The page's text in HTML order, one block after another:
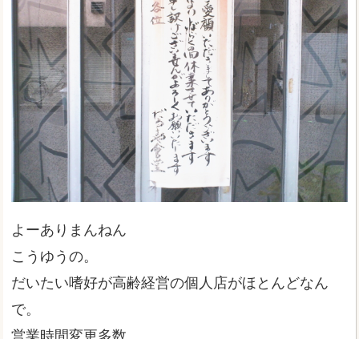
よーありまんねん
こうゆうの。
だいたい嗜好が高齢経営の個人店がほとんどなん
で。
営業時間変更多数。